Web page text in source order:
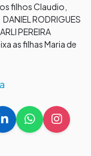
filhos Claudio,
RODRIGUES
PEREIRA
as filhas Maria de